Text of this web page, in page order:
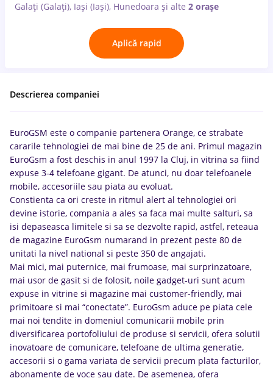
Galați (Galați), Iași (Iași), Hunedoara și alte 2 orașe
Aplică rapid
Descrierea companiei
EuroGSM este o companie partenera Orange, ce strabate
cararile tehnologiei de mai bine de 25 de ani. Primul magazin
EuroGsm a fost deschis in anul 1997 la Cluj, in vitrina sa fiind
expuse 3-4 telefoane gigant. De atunci, nu doar telefoanele
mobile, accesoriile sau piata au evoluat.
Constienta ca ori creste in ritmul alert al tehnologiei ori
devine istorie, compania a ales sa faca mai multe salturi, sa
isi depaseasca limitele si sa se dezvolte rapid, astfel, reteaua
de magazine EuroGsm numarand in prezent peste 80 de
unitati la nivel national si peste 350 de angajati.
Mai mici, mai puternice, mai frumoase, mai surprinzatoare,
mai usor de gasit si de folosit, noile gadget-uri sunt acum
expuse in vitrine si magazine mai customer-friendly, mai
primitoare si mai “conectate”. EuroGsm aduce pe piata cele
mai noi tendite in domeniul comunicarii mobile prin
diversificarea portofoliului de produse si servicii, ofera solutii
inovatoare de comunicare, telefoane de ultima generatie,
accesorii si o gama variata de servicii precum plata facturilor,
abonamente de voce sau date. De asemenea, ofera